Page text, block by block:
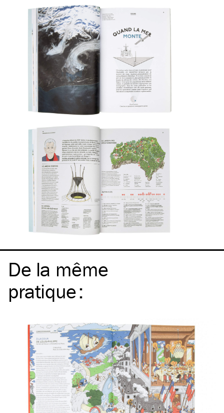
De la même
pratique: